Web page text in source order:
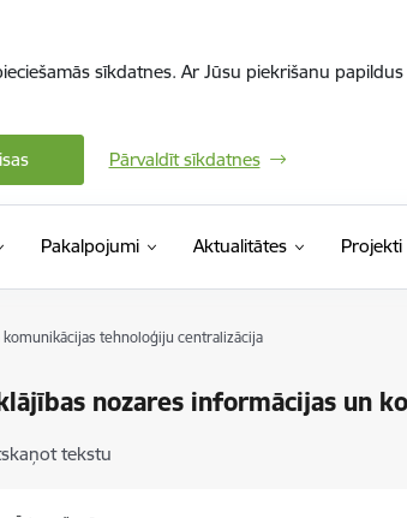
sīkdatnes. Ar Jūsu piekrišanu
Pārvaldīt sīkdatnes
Pakalpojumi Aktualitātes Projekti
tehnoloģiju centralizācija
nozares informācijas un
tekstu